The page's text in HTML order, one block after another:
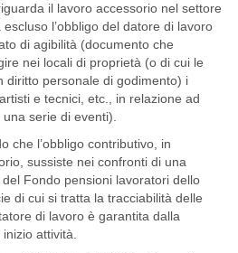
il lavoro accessorio nel settore
l’obbligo del datore di lavoro
di agibilità (documento che
nei locali di proprietà (o di cui le
diritto personale di godimento) i
e tecnici, etc., in relazione ad
serie di eventi).
che l’obbligo contributivo, in
sussiste nei confronti di una
Fondo pensioni lavoratori dello
di cui si tratta la tracciabilità delle
di lavoro è garantita dalla
attività.